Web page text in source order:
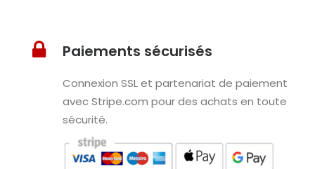
Paiements sécurisés
Connexion SSL et partenariat de paiement
avec Stripe.com pour des achats en toute
sécurité.